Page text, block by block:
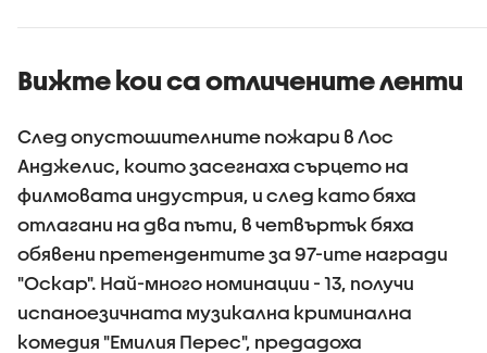
Вижте кои са отличените ленти
След опустошителните пожари в Лос
Анджелис, които засегнаха сърцето на
филмовата индустрия, и след като бяха
отлагани на два пъти, в четвъртък бяха
обявени претендентите за 97-ите награди
"Оскар". Най-много номинации - 13, получи
испаноезичната музикална криминална
комедия "Емилия Перес", предадоха